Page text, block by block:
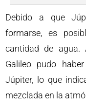
Debido a que
formarse, es
cantidad de agua.
Galileo pudo
Júpiter, lo que
mezclada en la